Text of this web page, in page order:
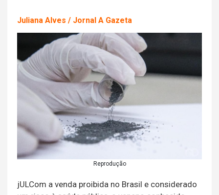
Juliana Alves / Jornal A Gazeta
Reprodução
jULCom a venda proibida no Brasil e considerado